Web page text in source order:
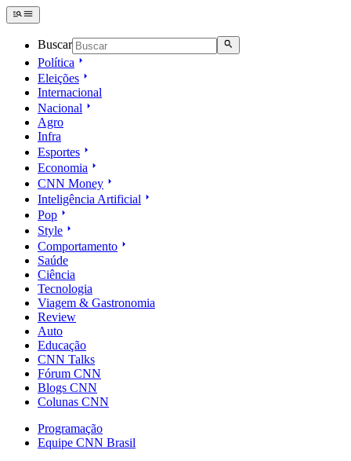
Buscar
Política
Eleições
Internacional
Nacional
Agro
Infra
Esportes
Economia
CNN Money
Inteligência Artificial
Pop
Style
Comportamento
Saúde
Ciência
Tecnologia
Viagem & Gastronomia
Review
Auto
Educação
CNN Talks
Fórum CNN
Blogs CNN
Colunas CNN
Programação
Equipe CNN Brasil